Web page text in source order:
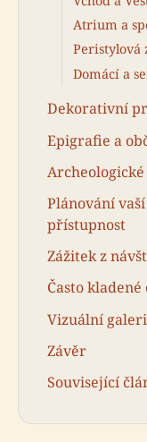
Atrium a
Peristylová
Domácí a
Dekorativní
Epigrafie a
Plánování
přístupnost
Zážitek z
Často kladené
Vizuální
Závěr
Související